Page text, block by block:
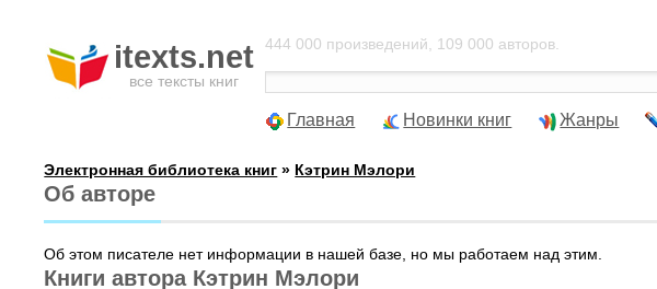
itexts.net
все тексты книг
444 000 произведений, 109 000 авторов.
Главная Новинки книг Жанры
Электронная библиотека книг » Кэтрин Мэлори
Об авторе
Об этом писателе нет информации в нашей базе, но мы работаем над этим.
Книги автора Кэтрин Мэлори